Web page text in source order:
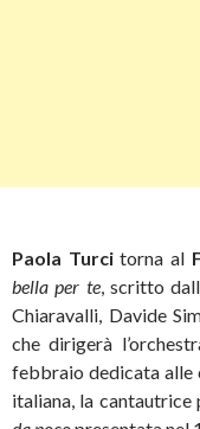
Paola Turcitorna al
bella per te, scritto
Chiaravalli, Davide
che dirigerà
febbraio dedicata alle
italiana, la cantautrice